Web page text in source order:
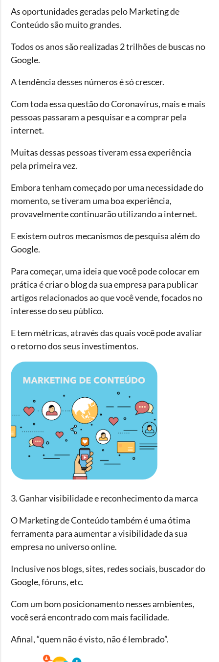
As oportunidades geradas pelo Marketing de
Conteúdo são muito grandes.
Todos os anos são realizadas 2 trilhões de buscas no
Google.
A tendência desses números é só crescer.
Com toda essa questão do Coronavírus, mais e mais
pessoas passaram a pesquisar e a comprar pela
internet.
Muitas dessas pessoas tiveram essa experiência
pela primeira vez.
Embora tenham começado por uma necessidade do
momento, se tiveram uma boa experiência,
provavelmente continuarão utilizando a internet.
E existem outros mecanismos de pesquisa além do
Google.
Para começar, uma ideia que você pode colocar em
prática é criar o blog da sua empresa para publicar
artigos relacionados ao que você vende, focados no
interesse do seu público.
E tem métricas, através das quais você pode avaliar
o retorno dos seus investimentos.
3. Ganhar visibilidade e reconhecimento da marca
O Marketing de Conteúdo também é uma ótima
ferramenta para aumentar a visibilidade da sua
empresa no universo online.
Inclusive nos blogs, sites, redes sociais, buscador do
Google, fóruns, etc.
Com um bom posicionamento nesses ambientes,
você será encontrado com mais facilidade.
Afinal, “quem não é visto, não é lembrado”.